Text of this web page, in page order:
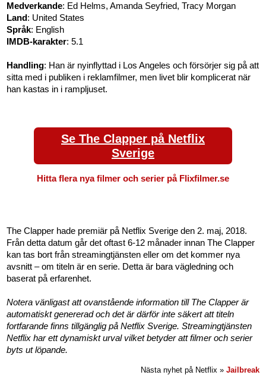
Medverkande: Ed Helms, Amanda Seyfried, Tracy Morgan
Land: United States
Språk: English
IMDB-karakter: 5.1
Handling: Han är nyinflyttad i Los Angeles och försörjer sig på att
sitta med i publiken i reklamfilmer, men livet blir komplicerat när
han kastas in i rampljuset.
Se The Clapper på Netflix
Sverige
Hitta flera nya filmer och serier på Flixfilmer.se
The Clapper hade premiär på Netflix Sverige den 2. maj, 2018.
Från detta datum går det oftast 6-12 månader innan The Clapper
kan tas bort från streamingtjänsten eller om det kommer nya
avsnitt – om titeln är en serie. Detta är bara vägledning och
baserat på erfarenhet.
Notera vänligast att ovanstående information till The Clapper är
automatiskt genererad och det är därför inte säkert att titeln
fortfarande finns tillgänglig på Netflix Sverige. Streamingtjänsten
Netflix har ett dynamiskt urval vilket betyder att filmer och serier
byts ut löpande.
Nästa nyhet på Netflix » Jailbreak